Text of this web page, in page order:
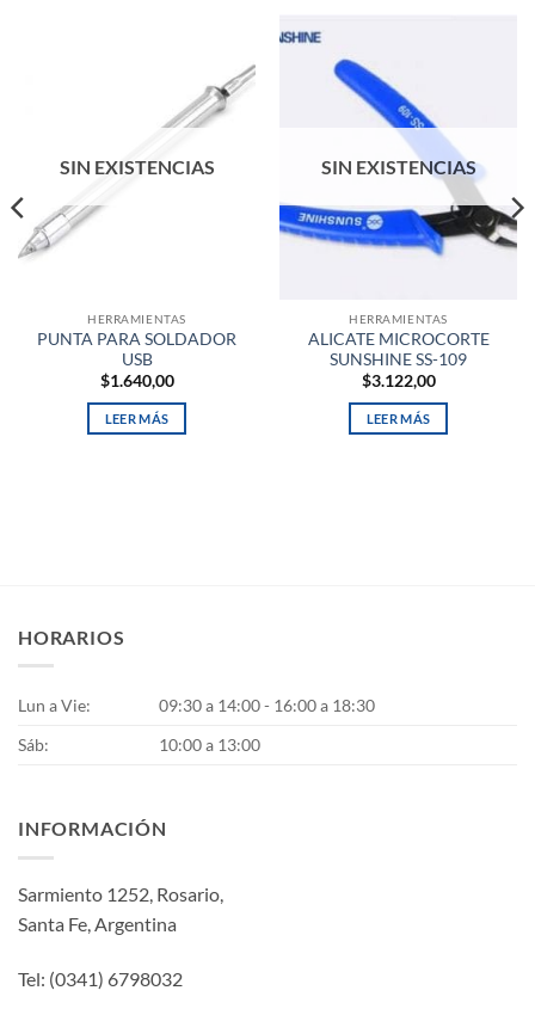
SIN EXISTENCIAS
HERRAMIENTAS
PUNTA PARA SOLDADOR
USB
$1.640,00
LEER MÁS
SIN EXISTENCIAS
HERRAMIENTAS
ALICATE MICROCORTE
SUNSHINE SS-109
$3.122,00
LEER MÁS
HORARIOS
Lun a Vie:
09:30 a 14:00 - 16:00 a 18:30
Sáb:
10:00 a 13:00
INFORMACIÓN
Sarmiento 1252, Rosario,
Santa Fe, Argentina
Tel: (0341) 6798032